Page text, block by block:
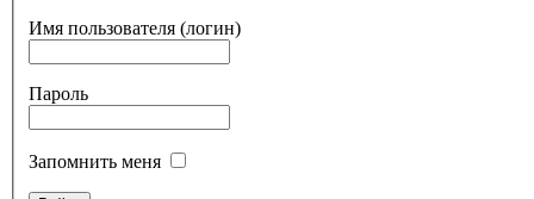
Имя пользователя (логин)
Пароль
Запомнить меня